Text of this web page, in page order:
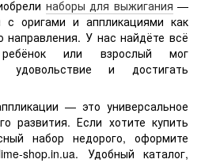
наборы для выжигания —
с оригами и аппликациями как
направления. У нас найдёте всё
или взрослый мог
удовольствие и достигать
— это универсальное
развития. Если хотите купить
набор недорого, оформите
shop.in.ua. Удобный каталог,